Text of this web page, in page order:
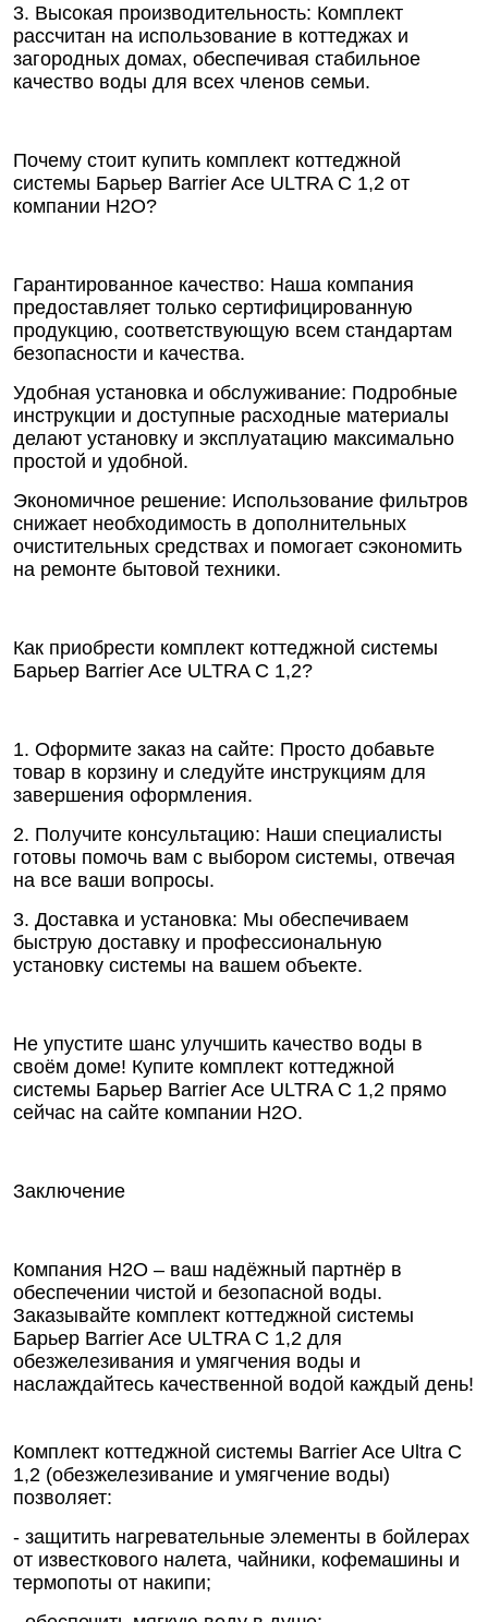
3. Высокая производительность: Комплект
рассчитан на использование в коттеджах и
загородных домах, обеспечивая стабильное
качество воды для всех членов семьи.
Почему стоит купить комплект коттеджной
системы Барьер Barrier Ace ULTRA C 1,2 от
компании Н2О?
Гарантированное качество: Наша компания
предоставляет только сертифицированную
продукцию, соответствующую всем стандартам
безопасности и качества.
Удобная установка и обслуживание: Подробные
инструкции и доступные расходные материалы
делают установку и эксплуатацию максимально
простой и удобной.
Экономичное решение: Использование фильтров
снижает необходимость в дополнительных
очистительных средствах и помогает сэкономить
на ремонте бытовой техники.
Как приобрести комплект коттеджной системы
Барьер Barrier Ace ULTRA C 1,2?
1. Оформите заказ на сайте: Просто добавьте
товар в корзину и следуйте инструкциям для
завершения оформления.
2. Получите консультацию: Наши специалисты
готовы помочь вам с выбором системы, отвечая
на все ваши вопросы.
3. Доставка и установка: Мы обеспечиваем
быструю доставку и профессиональную
установку системы на вашем объекте.
Не упустите шанс улучшить качество воды в
своём доме! Купите комплект коттеджной
системы Барьер Barrier Ace ULTRA C 1,2 прямо
сейчас на сайте компании Н2О.
Заключение
Компания Н2О – ваш надёжный партнёр в
обеспечении чистой и безопасной воды.
Заказывайте комплект коттеджной системы
Барьер Barrier Ace ULTRA C 1,2 для
обезжелезивания и умягчения воды и
наслаждайтесь качественной водой каждый день!
Комплект коттеджной системы Barrier Ace Ultra С
1,2 (обезжелезивание и умягчение воды)
позволяет:
- защитить нагревательные элементы в бойлерах
от известкового налета, чайники, кофемашины и
термопоты от накипи;